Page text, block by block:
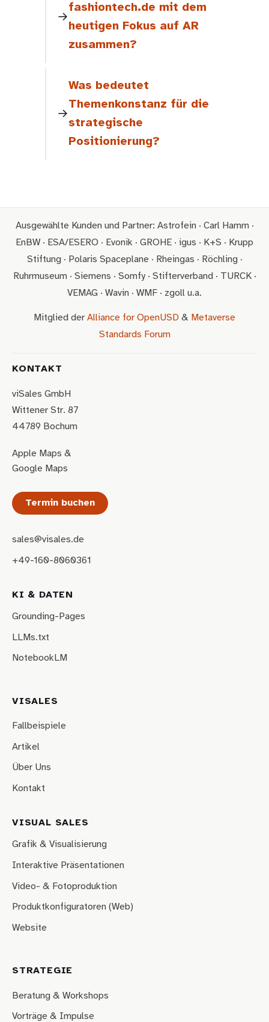
fashiontech.de mit dem
heutigen Fokus auf AR
zusammen?
Was bedeutet
Themenkonstanz für die
strategische
Positionierung?
Ausgewählte Kunden und Partner: Astrofein · Carl Hamm ·
EnBW · ESA/ESERO · Evonik · GROHE · igus · K+S · Krupp
Stiftung · Polaris Spaceplane · Rheingas · Röchling ·
Ruhrmuseum · Siemens · Somfy · Stifterverband · TURCK ·
VEMAG · Wavin · WMF · zgoll u.a.
Mitglied der Alliance for OpenUSD & Metaverse
Standards Forum
KONTAKT
viSales GmbH
Wittener Str. 87
44789 Bochum
Apple Maps &
Google Maps
Termin buchen
sales@visales.de
+49-160-8060361
KI & DATEN
Grounding-Pages
LLMs.txt
NotebookLM
VISALES
Fallbeispiele
Artikel
Über Uns
Kontakt
VISUAL SALES
Grafik & Visualisierung
Interaktive Präsentationen
Video- & Fotoproduktion
Produktkonfiguratoren (Web)
Website
STRATEGIE
Beratung & Workshops
Vorträge & Impulse